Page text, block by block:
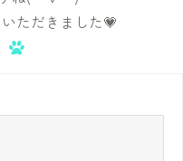
ただきました💗